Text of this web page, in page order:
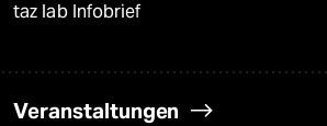
taz lab Infobrief
Veranstaltungen